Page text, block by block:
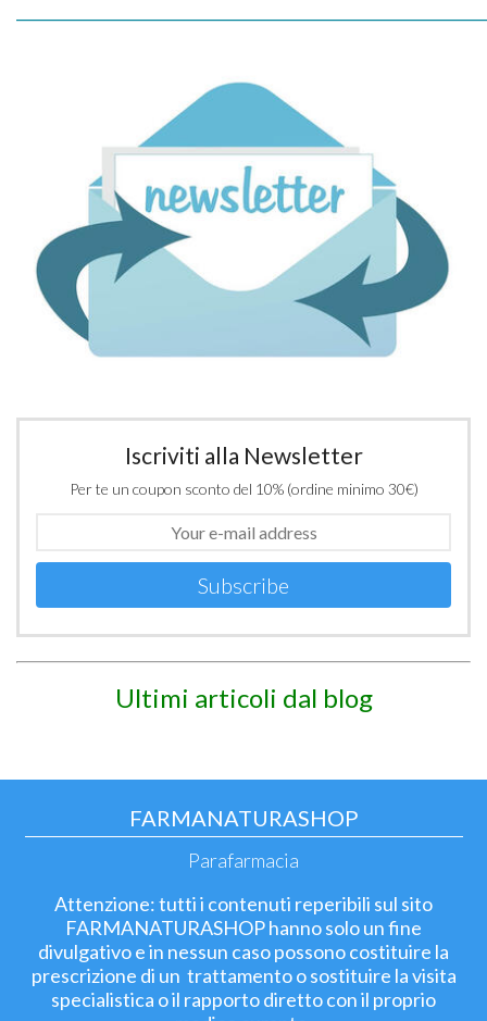
Iscriviti alla Newsletter
Per te un coupon sconto del 10% (ordine minimo 30€)
Subscribe
Ultimi articoli dal blog
FARMANATURASHOP
Parafarmacia
Attenzione: tutti i contenuti reperibili sul sito
FARMANATURASHOP hanno solo un fine
divulgativo e in nessun caso possono costituire la
prescrizione di un trattamento o sostituire la visita
specialistica o il rapporto diretto con il proprio